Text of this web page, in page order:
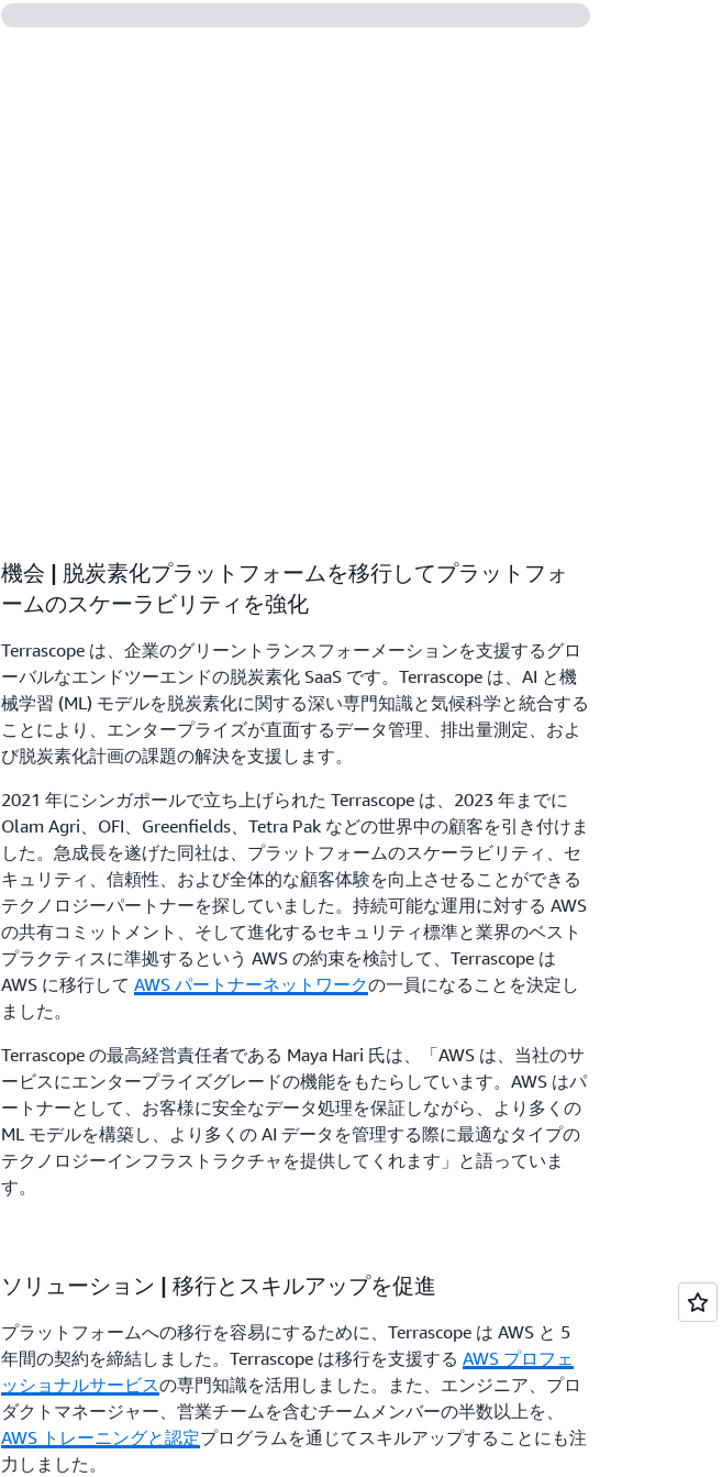
機会 | 脱炭素化プラットフォームを移行してプラットフォ
ームのスケーラビリティを強化
Terrascope は、企業のグリーントランスフォーメーションを支援するグロ
ーバルなエンドツーエンドの脱炭素化 SaaS です。Terrascope は、AI と機
械学習 (ML) モデルを脱炭素化に関する深い専門知識と気候科学と統合する
ことにより、エンタープライズが直面するデータ管理、排出量測定、およ
び脱炭素化計画の課題の解決を支援します。
2021 年にシンガポールで立ち上げられた Terrascope は、2023 年までに
Olam Agri、OFI、Greenfields、Tetra Pak などの世界中の顧客を引き付けま
した。急成長を遂げた同社は、プラットフォームのスケーラビリティ、セ
キュリティ、信頼性、および全体的な顧客体験を向上させることができる
テクノロジーパートナーを探していました。持続可能な運用に対する AWS
の共有コミットメント、そして進化するセキュリティ標準と業界のベスト
プラクティスに準拠するという AWS の約束を検討して、Terrascope は
AWS に移行して AWS パートナーネットワークの一員になることを決定し
ました。
Terrascope の最高経営責任者である Maya Hari 氏は、「AWS は、当社のサ
ービスにエンタープライズグレードの機能をもたらしています。AWS はパ
ートナーとして、お客様に安全なデータ処理を保証しながら、より多くの
ML モデルを構築し、より多くの AI データを管理する際に最適なタイプの
テクノロジーインフラストラクチャを提供してくれます」と語っていま
す。
ソリューション | 移行とスキルアップを促進
プラットフォームへの移行を容易にするために、Terrascope は AWS と 5
年間の契約を締結しました。Terrascope は移行を支援する AWS プロフェ
ッショナルサービスの専門知識を活用しました。また、エンジニア、プロ
ダクトマネージャー、営業チームを含むチームメンバーの半数以上を、
AWS トレーニングと認定プログラムを通じてスキルアップすることにも注
力しました。